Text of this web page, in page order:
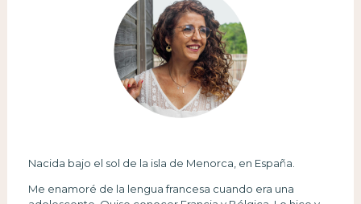
Nacida bajo el sol de la isla de Menorca, en España.
Me enamoré de la lengua francesa cuando era una